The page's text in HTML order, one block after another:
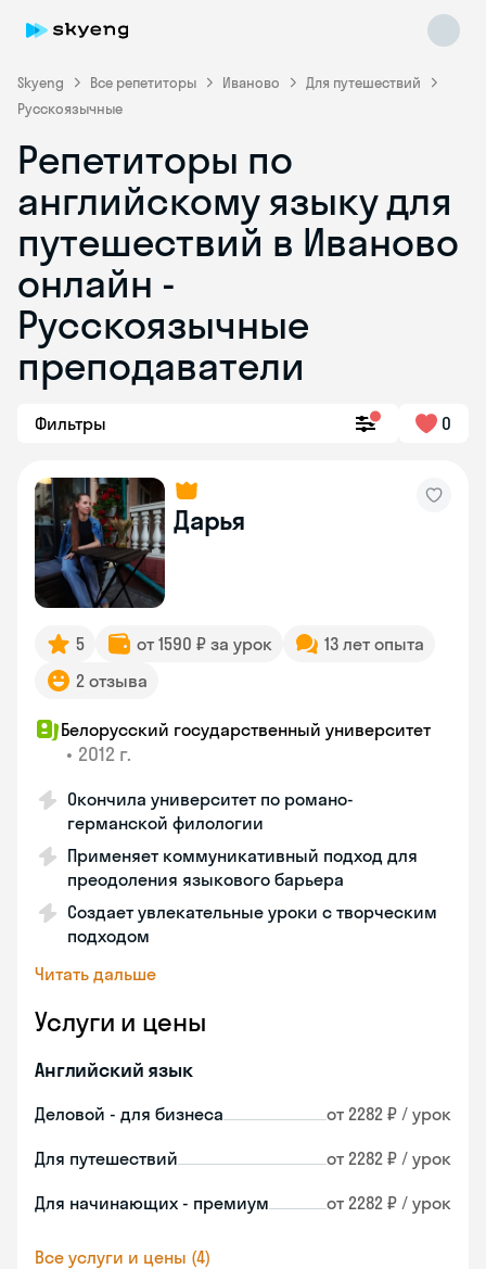
Skyeng Все репетиторы Иваново
Для путешествий
Русскоязычные
Репетиторы по
английскому языку для
путешествий в Иваново
онлайн -
Русскоязычные
преподаватели
Фильтры 0
Дарья
5 от 1590 ₽ за урок
13 лет опыта
2 отзыва
Белорусский государственный университет
• 2012 г.
Окончила университет по романо-
германской филологии
Применяет коммуникативный подход для
преодоления языкового барьера
Создает увлекательные уроки с творческим
подходом
Читать дальше
Услуги и цены
Английский язык
Деловой - для бизнеса от 2282 ₽ / урок
Для путешествий от 2282 ₽ / урок
Для начинающих - премиум от 2282 ₽ / урок
Все услуги и цены (4)
Skyeng Chat